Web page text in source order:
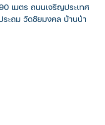
เมตร ถนนเจริญประเทศ
ระถม วัดชัยมงคล บ้านป่า